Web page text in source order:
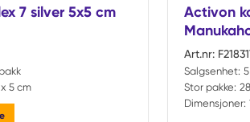
7 silver 5x5 cm
5 cm
Activon
Art.nr:
Salgsenhet:
Stor pakke:
Dimensjoner: